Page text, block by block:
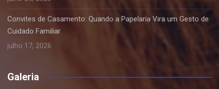
Convites de Casamento: Quando a Papelaria Vira um Gesto de
Cuidado Familiar
julho 17, 2026
Galeria